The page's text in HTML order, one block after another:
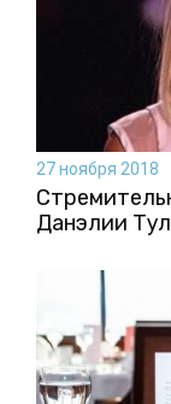
27 ноября 2018
Данэлии